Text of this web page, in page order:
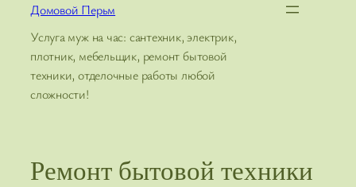
Домовой Перьм
Услуга муж на час: сантехник, электрик,
плотник, мебельщик, ремонт бытовой
техники, отделочные работы любой
сложности!
Ремонт бытовой техники